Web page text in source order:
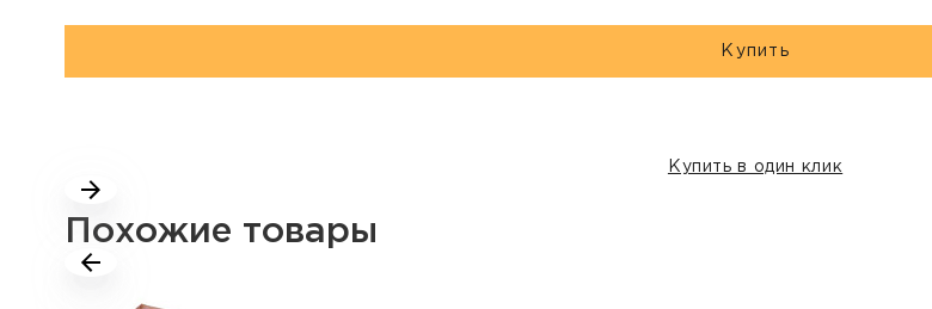
Купить
Купить в один клик
Похожие товары